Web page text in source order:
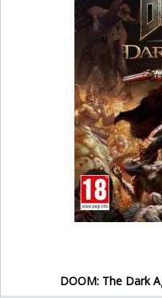
DOOM: The Dark